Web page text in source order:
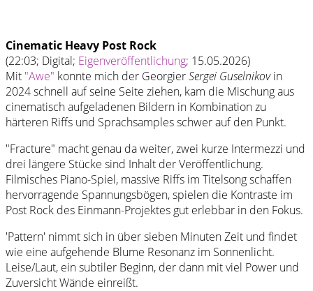
Cinematic Heavy Post Rock
(22:03; Digital; Eigenveröffentlichung; 15.05.2026)
Mit "Awe" konnte mich der GeorgierSergei Guselnikovin
2024 schnell auf seine Seite ziehen, kam die Mischung aus
cinematisch aufgeladenen Bildern in Kombination zu
härteren Riffs und Sprachsamples schwer auf den Punkt.
"Fracture" macht genau da weiter, zwei kurze Intermezzi und
drei längere Stücke sind Inhalt der Veröffentlichung.
Filmisches Piano-Spiel, massive Riffs im Titelsong schaffen
hervorragende Spannungsbögen, spielen die Kontraste im
Post Rock des Einmann-Projektes gut erlebbar in den Fokus.
'Pattern' nimmt sich in über sieben Minuten Zeit und findet
wie eine aufgehende Blume Resonanz im Sonnenlicht.
Leise/Laut, ein subtiler Beginn, der dann mit viel Power und
Zuversicht Wände einreißt.